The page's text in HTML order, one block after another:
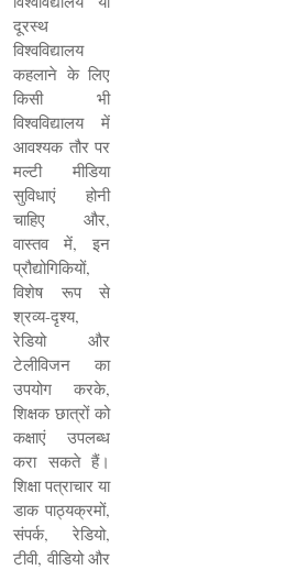
दूरस्थ
विश्वविद्यालय
कहलाने के लिए
किसी भी
विश्वविद्यालय में
आवश्यक तौर पर
मल्टी मीडिया
सुविधाएं होनी
चाहिए और,
वास्तव में, इन
प्रौद्योगिकियों,
विशेष रूप से
श्रव्य-दृश्य,
रेडियो और
टेलीविजन का
उपयोग करके,
शिक्षक छात्रों को
कक्षाएं उपलब्ध
करा सकते हैं।
शिक्षा पत्राचार या
डाक पाठ्यक्रमों,
संपर्क, रेडियो,
टीवी, वीडियो और